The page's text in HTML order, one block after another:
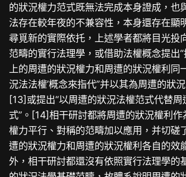
的狀況權力范式既無法完成本身證成，也
法存在較年夜的不兼容性，本身還存在顯
尋覓新的實際依托，上述學者都將目光投
范疇的實行法理學，或借助法權概念提出
上的周遭的狀況權力和周遭的狀況權利同
況法法權’概念來指代”并以其為周遭的狀
[13]或提出“以周遭的狀況法權范式代替
式”。[14]相干研討都將周遭的狀況權利作
權力平行、對稱的范疇加以應用，并切磋
遭的狀況權力和周遭的狀況權利各自的效
外，相干研討都還沒有依照實行法理學的